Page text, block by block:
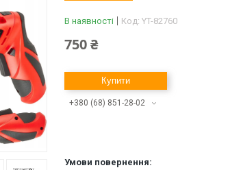
В наявності Код: YT-82760
750 ₴
Купити
+380 (68) 851-28-02